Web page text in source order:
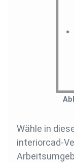
Wähle in
interiorcad-